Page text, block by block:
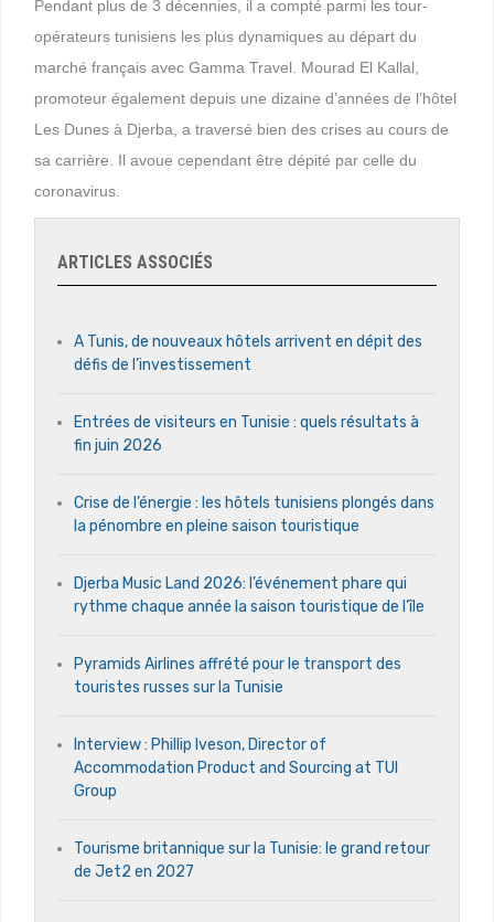
Pendant plus de 3 décennies, il a compté parmi les tour-
opérateurs tunisiens les plus dynamiques au départ du
marché français avec Gamma Travel. Mourad El Kallal,
promoteur également depuis une dizaine d’années de l’hôtel
Les Dunes à Djerba, a traversé bien des crises au cours de
sa carrière. Il avoue cependant être dépité par celle du
coronavirus.
ARTICLES ASSOCIÉS
A Tunis, de nouveaux hôtels arrivent en dépit des
défis de l’investissement
Entrées de visiteurs en Tunisie : quels résultats à
fin juin 2026
Crise de l’énergie : les hôtels tunisiens plongés dans
la pénombre en pleine saison touristique
Djerba Music Land 2026: l’événement phare qui
rythme chaque année la saison touristique de l’île
Pyramids Airlines affrété pour le transport des
touristes russes sur la Tunisie
Interview : Phillip Iveson, Director of
Accommodation Product and Sourcing at TUI
Group
Tourisme britannique sur la Tunisie: le grand retour
de Jet2 en 2027